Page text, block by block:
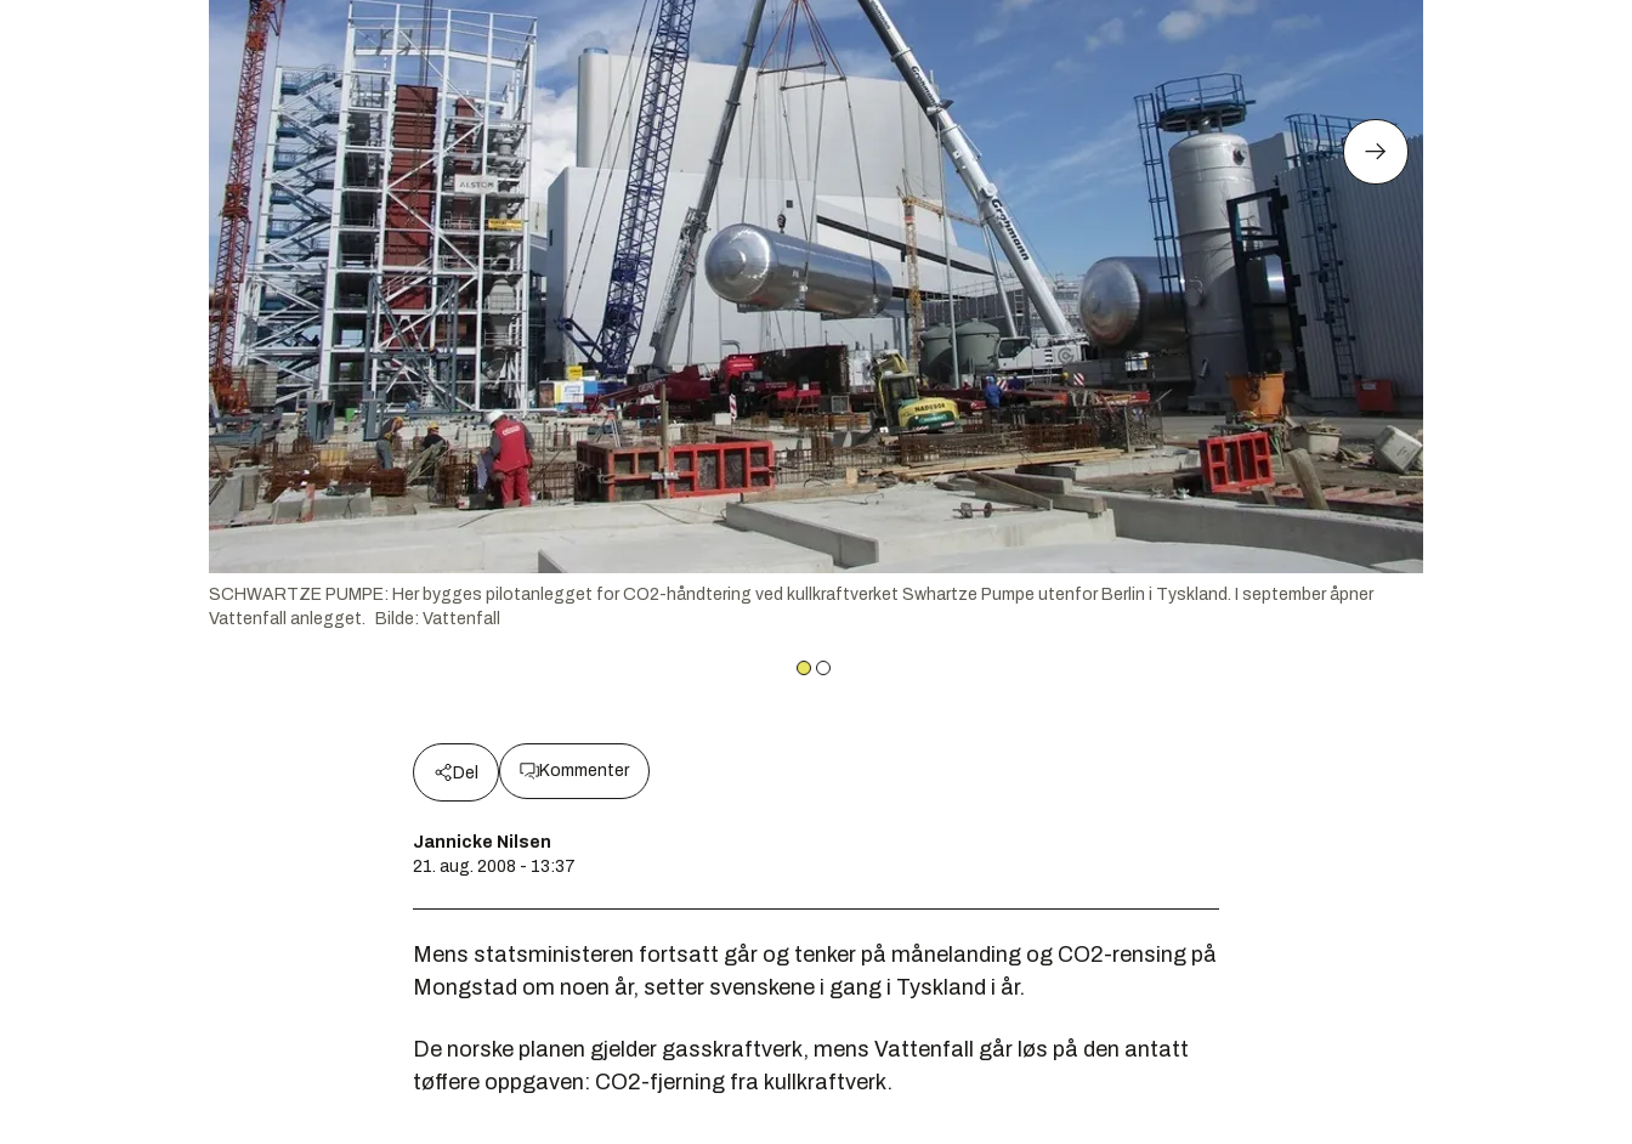
SCHWARTZE PUMPE: Her bygges pilotanlegget for CO2-håndtering ved kullkraftverket Swhartze Pumpe utenfor Berlin i Tyskland. I september åpner
Vattenfall anlegget.
Bilde: Vattenfall
Del Kommenter
Jannicke Nilsen
21. aug. 2008 - 13:37
Mens statsministeren fortsatt går og tenker på månelanding og CO2-rensing på
Mongstad om noen år, setter svenskene i gang i Tyskland i år.
De norske planen gjelder gasskraftverk, mens Vattenfall går løs på den antatt
tøffere oppgaven: CO2-fjerning fra kullkraftverk.